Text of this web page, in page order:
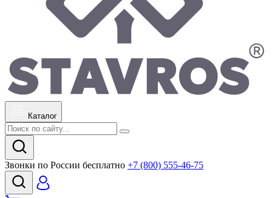
Каталог
Звонки по России бесплатно +7 (800) 555-46-75